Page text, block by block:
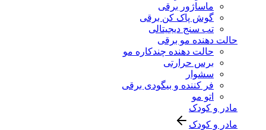
ماساژور برقی
گوش پاک کن برقی
تب سنج دیجیتالی
حالت دهنده مو برقی
حالت دهنده چندکاره مو
برس حرارتی
سشوار
فر کننده و بیگودی برقی
اتو مو
مادر و کودک
مادر و کودک